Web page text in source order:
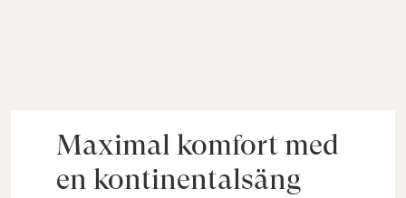
Maximal komfort med
en kontinentalsäng